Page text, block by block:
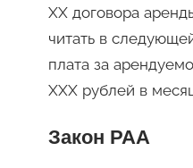
ХХ договора
читать в
плата за
ХХХ рублей в
Закон РАА